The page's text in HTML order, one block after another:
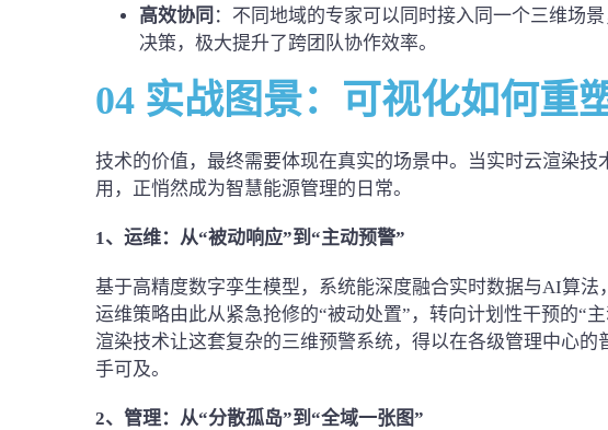
高效协同 ：不同地域的专家可以同时接入同一个三维场
决策，极大提升了跨团队协作效率。
04 实战图景：可视化如何重
技术的价值，最终需要体现在真实的场景中。当实时云渲染
用，正悄然成为智慧能源管理的日常。
1、运维： 从“被动响应”到“主动预警”
基于高精度数字孪生模型，系统能深度融合实时数据与AI算
运维策略由此从紧急抢修的“被动处置”，转向计划性干预的“
渲染技术让这套复杂的三维预警系统，得以在各级管理中心
手可及。
2、管理： 从“分散孤岛”到“全域一张图”